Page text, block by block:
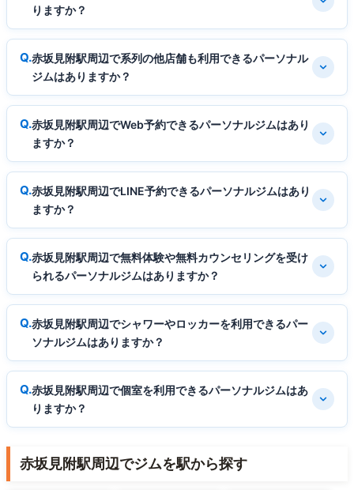
りますか？
赤坂見附駅周辺で系列の他店舗も利用できるパーソナル
ジムはありますか？
赤坂見附駅周辺でWeb予約できるパーソナルジムはあり
ますか？
赤坂見附駅周辺でLINE予約できるパーソナルジムはあり
ますか？
赤坂見附駅周辺で無料体験や無料カウンセリングを受け
られるパーソナルジムはありますか？
赤坂見附駅周辺でシャワーやロッカーを利用できるパー
ソナルジムはありますか？
赤坂見附駅周辺で個室を利用できるパーソナルジムはあ
りますか？
赤坂見附駅周辺でジムを駅から探す